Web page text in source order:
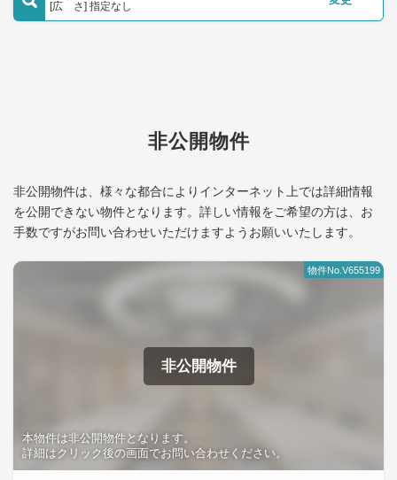
ー
[広 さ] 指定なし
非公開物件
非公開物件は、様々な都合によりインターネット上では詳細情報
を公開できない物件となります。 詳しい情報をご希望の方は、お
手数ですがお問い合わせいただけますようお願いいたします。
物件No.V655199
非公開物件
本物件は非公開物件となります。
詳細はクリック後の画面でお問い合わせください。